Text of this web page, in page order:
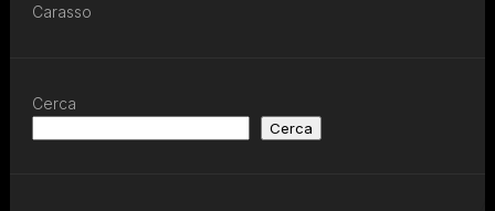
Carasso
Cerca
Cerca